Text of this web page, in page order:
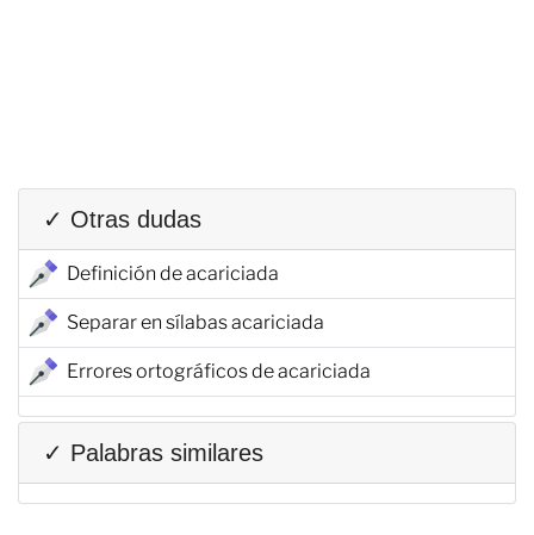
✓ Otras dudas
Definición de acariciada
Separar en sílabas acariciada
Errores ortográficos de acariciada
✓ Palabras similares